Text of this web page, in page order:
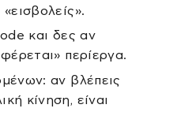
και δες αν
περίεργα.
αν βλέπεις
κίνηση, είναι